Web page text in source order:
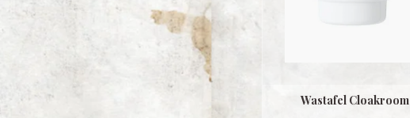
Wastafel Cloakroom